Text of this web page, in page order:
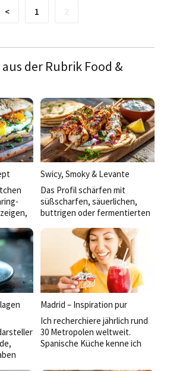
< 1
der Rubrik Food &
der
Swicy, Smoky & Levante
Das Profil schärfen mit
süßscharfen, säuerlichen,
buttrigen oder fermentierten
der thailändischen über die
BBQ- bis hin zur Mezzekultur:
So werden einfache Gerichte
veredelt und der Koch kann
eine eigene Handschrift
zeigen.
Madrid – Inspiration pur
Ich recherchiere jährlich rund
30 Metropolen weltweit.
Spanische Küche kenne ich